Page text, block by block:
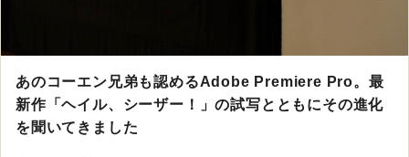
あのコーエン兄弟も認めるAdobe Premiere Pro。最
新作「ヘイル、シーザー！」の試写とともにその進化
を聞いてきました